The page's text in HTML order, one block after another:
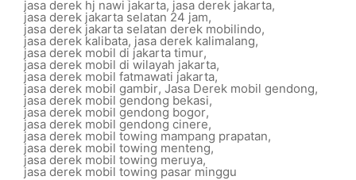
jasa derek hj nawi jakarta,jasa derek jakarta,
jasa derek jakarta selatan 24 jam,
jasa derek jakarta selatan derek mobilindo,
jasa derek kalibata, jasa derek kalimalang,
jasa derek mobil di jakarta timur,
jasa derek mobil di wilayah jakarta,
jasa derek mobil fatmawati jakarta,
jasa derek mobil gambir, Jasa Derek mobil gendong,
jasa derek mobil gendong bekasi,
jasa derek mobil gendong bogor,
jasa derek mobil gendong cinere,
jasa derek mobil towing mampang prapatan,
jasa derek mobil towing menteng,
jasa derek mobil towing meruya,
jasa derek mobil towing pasar minggu